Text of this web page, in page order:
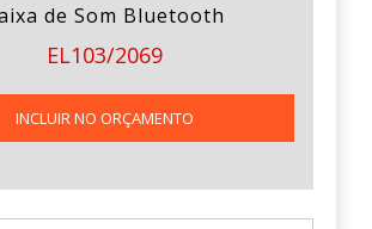
de Som Bluetooth
EL103/2069
INCLUIR NO ORÇAMENTO